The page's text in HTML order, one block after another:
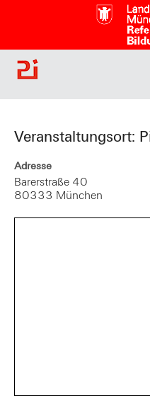
Veranstaltungsort:
Adresse
Barerstraße 40
80333 München